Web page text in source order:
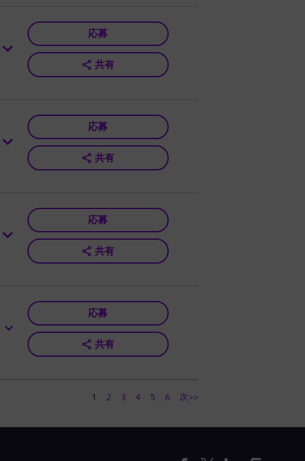
応募
共有
応募
共有
応募
共有
応募
共有
1 2 3 4 5 6 次>>